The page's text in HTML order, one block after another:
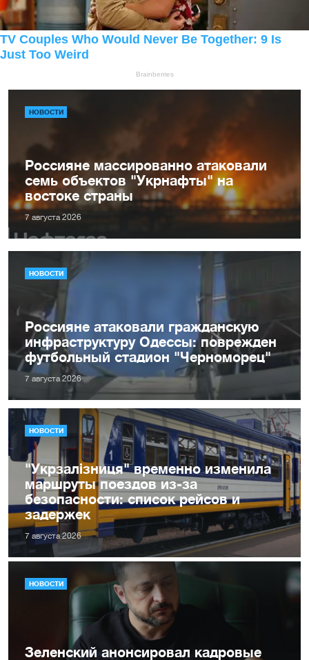
НОВОСТИ
Россияне массированно атаковали
семь объектов "Укрнафты" на
востоке страны
7 августа 2026
НОВОСТИ
Россияне атаковали гражданскую
инфраструктуру Одессы: поврежден
футбольный стадион "Черноморец"
7 августа 2026
НОВОСТИ
"Укрзалізниця" временно изменила
маршруты поездов из-за
безопасности: список рейсов и
задержек
7 августа 2026
НОВОСТИ
Зеленский анонсировал кадровые